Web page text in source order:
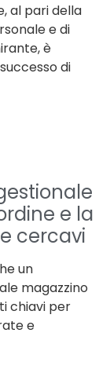
al pari della
e di
è
di
e la
cercavi
un
magazzino
chiavi per
e